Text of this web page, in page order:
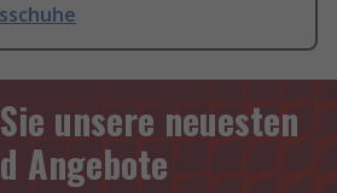
unsere neuesten
Angebote